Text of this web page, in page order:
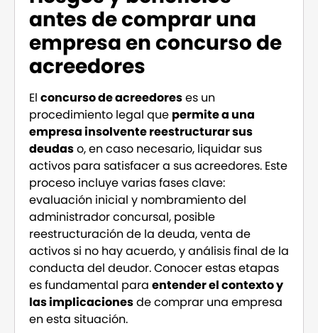
antes de comprar una
empresa en concurso de
acreedores
El concurso de acreedoreses un
procedimiento legal que permite a una
empresa insolvente reestructurar sus
deudaso, en caso necesario, liquidar sus
activos para satisfacer a sus acreedores. Este
proceso incluye varias fases clave:
evaluación inicial y nombramiento del
administrador concursal, posible
reestructuración de la deuda, venta de
activos si no hay acuerdo, y análisis final de la
conducta del deudor. Conocer estas etapas
es fundamental para entender el contexto y
las implicacionesde comprar una empresa
en esta situación.